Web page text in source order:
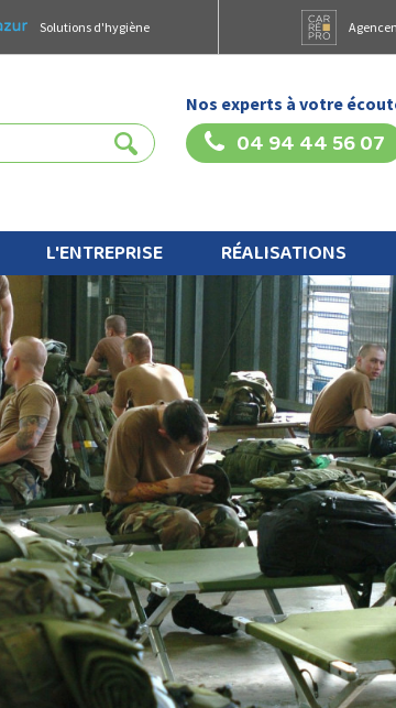
Solutions d'hygiène
Nos experts à votre
04 94 44 56 07
L'ENTREPRISE RÉALISATIONS